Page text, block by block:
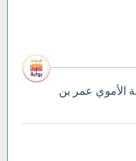
الأموي عمر بن